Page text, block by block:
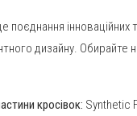
поєднання інноваційних
дизайну. Обирайте
кросівок: Synthetic